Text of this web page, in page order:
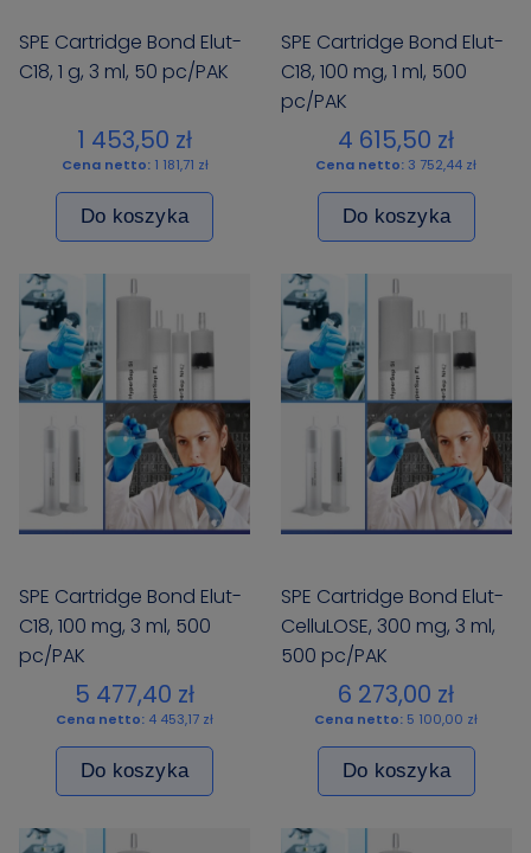
SPE Cartridge Bond Elut-
C18, 1 g, 3 ml, 50 pc/PAK
1 453,50 zł
Cena netto: 1 181,71 zł
Do koszyka
SPE Cartridge Bond Elut-
C18, 100 mg, 1 ml, 500
pc/PAK
4 615,50 zł
Cena netto: 3 752,44 zł
Do koszyka
SPE Cartridge Bond Elut-
C18, 100 mg, 3 ml, 500
pc/PAK
5 477,40 zł
Cena netto: 4 453,17 zł
Do koszyka
SPE Cartridge Bond Elut-
CelluLOSE, 300 mg, 3 ml,
500 pc/PAK
6 273,00 zł
Cena netto: 5 100,00 zł
Do koszyka